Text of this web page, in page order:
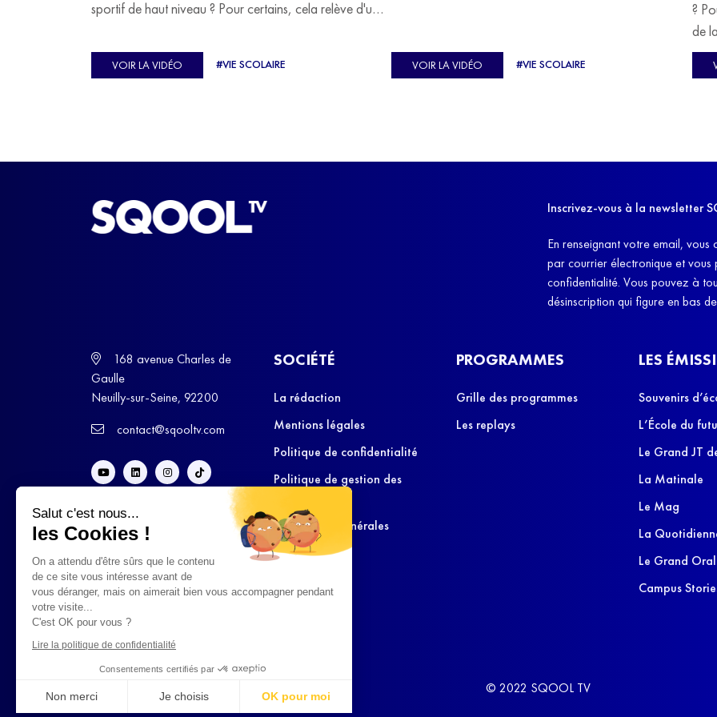
Salut c'est nous...
les Cookies !
On a attendu d'être sûrs que le contenu
de ce site vous intéresse avant de
vous déranger, mais on aimerait bien vous accompagner pendant
votre visite...
C'est OK pour vous ?
Lire la politique de confidentialité
Consentements certifiés par
Non merci Je choisis OK pour moi
sportif de haut niveau ? Pour certains, cela relève d'un
Ulysse Soriano, vice-champion d'Europe de Horse-
ball, qui a failli abandonner ses études avant de
VOIR LA VIDÉO #VIE SCOLAIRE
C'est l'histoire de nombreux réfugiés, et notamment
celle de Lisa Machukha, que nous vous proposons de
VOIR LA VIDÉO #VIE SCOLAIRE
?
de
Inscrivez-vous à la newsletter
En renseignant votre email,
par courrier électronique et
confidentialité. Vous pouvez à
désinscription qui figure en bas
168 avenue Charles de
Gaulle
Neuilly-sur-Seine, 92200
contact@sqooltv.com
SOCIÉTÉ
La rédaction
Mentions légales
Politique de confidentialité
Politique de gestion des
Conditions Générales
d’Utilisation
PROGRAMMES
Grille des programmes
Les replays
LES
Souvenirs
L’École du
Le Grand JT
La Matinale
Le Mag
La
Le Grand Oral
Campus
© 2022 SQOOL TV